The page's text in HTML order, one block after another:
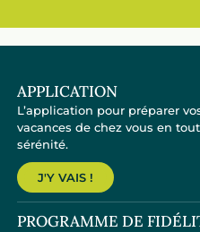
APPLICATION
L’application pour préparer
vacances de chez vous en
sérénité.
J'Y VAIS !
PROGRAMME DE